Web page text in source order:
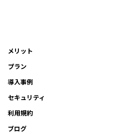
メリット
プラン
導入事例
セキュリティ
利用規約
ブログ